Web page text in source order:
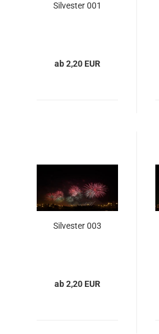
Silvester 001
ab 2,20 EUR
Silvester 003
ab 2,20 EUR